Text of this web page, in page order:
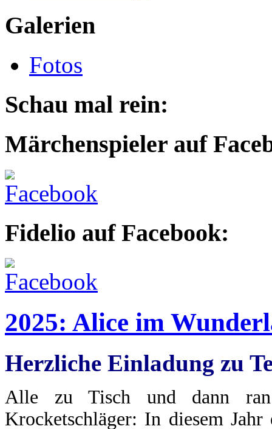
Galerien
Fotos
Schau mal rein:
Märchenspieler auf
Fidelio auf Facebook:
2025: Alice im
Herzliche Einladung zu
Alle zu Tisch und dann
Krocketschläger: In diesem Jahr